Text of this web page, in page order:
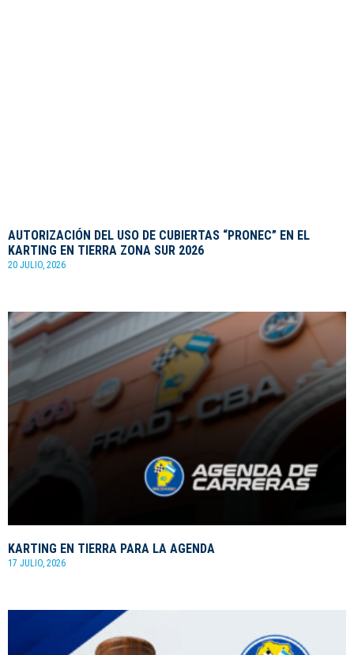
AUTORIZACIÓN DEL USO DE CUBIERTAS “PRONEC” EN EL
KARTING EN TIERRA ZONA SUR 2026
20 JULIO, 2026
KARTING EN TIERRA PARA LA AGENDA
17 JULIO, 2026